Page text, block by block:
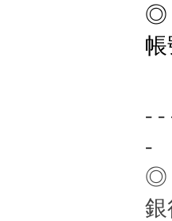
- -
-
◎
銀